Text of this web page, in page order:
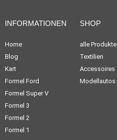
INFORMATIONEN
Home
Blog
Kart
Formel Ford
Formel Super V
Formel 3
Formel 2
Formel 1
SHOP
alle Produkte
Textilien
Accessoires
Modellautos